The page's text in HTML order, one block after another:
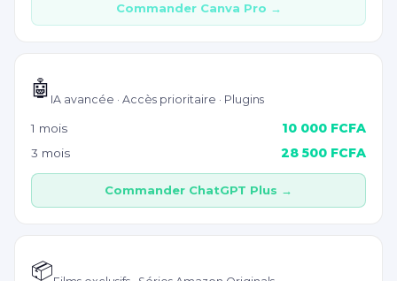
Commander Canva Pro →
🤖 IA avancée · Accès prioritaire · Plugins
1 mois 10 000 FCFA
3 mois 28 500 FCFA
Commander ChatGPT Plus →
📦